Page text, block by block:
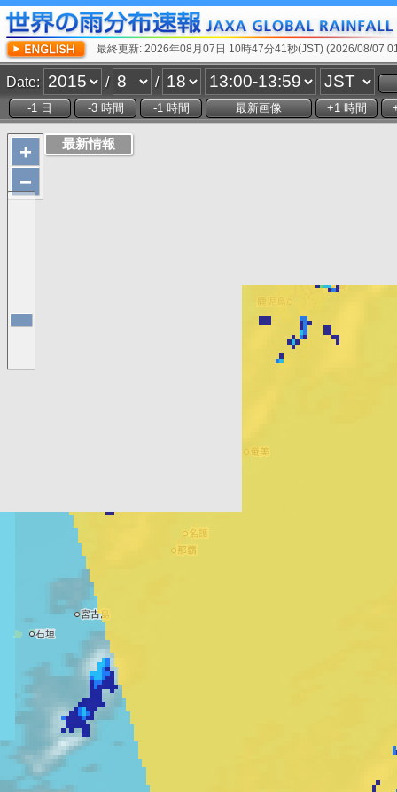
最終更新: 2026年08月07日 10時47分41秒(JST) (2026/08/07
Date: / /
+
−